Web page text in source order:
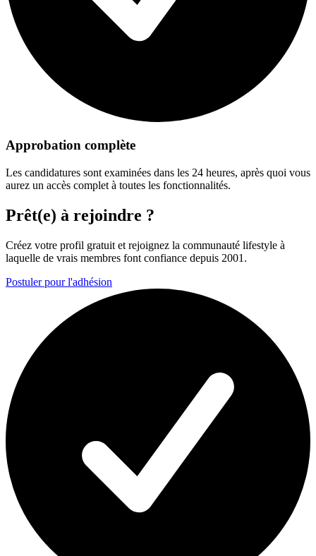
Approbation complète
Les candidatures sont examinées dans les 24 heures, après quoi vous
aurez un accès complet à toutes les fonctionnalités.
Prêt(e) à rejoindre ?
Créez votre profil gratuit et rejoignez la communauté lifestyle à
laquelle de vrais membres font confiance depuis 2001.
Postuler pour l'adhésion